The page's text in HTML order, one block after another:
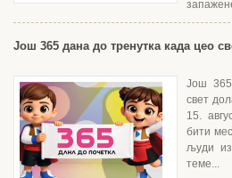
Још 365 дана до тренутка када цео
Још
свет
15.
бити
људи из
теме...